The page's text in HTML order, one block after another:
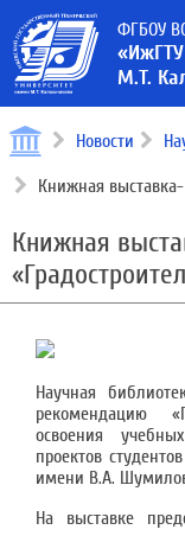
ФГБОУ
М.Т.
Новости
Книжная выставка-
Книжная
Научная
рекомендацию
освоения
проектов
имени В.А.
На выставке